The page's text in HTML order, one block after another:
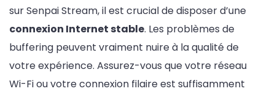
sur Senpai Stream, il est crucial de disposer d’une
connexion Internet stable. Les problèmes de
buffering peuvent vraiment nuire à la qualité de
votre expérience. Assurez-vous que votre réseau
Wi-Fi ou votre connexion filaire est suffisamment